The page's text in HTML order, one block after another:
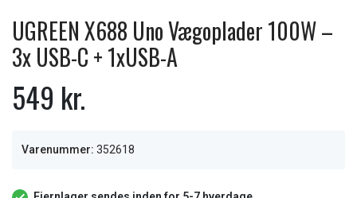
UGREEN X688 Uno Vægoplader 100W –
3x USB-C + 1xUSB-A
549 kr.
Varenummer: 352618